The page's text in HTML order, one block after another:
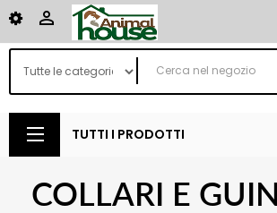

TUTTI I PRODOTTI
COLLARI E